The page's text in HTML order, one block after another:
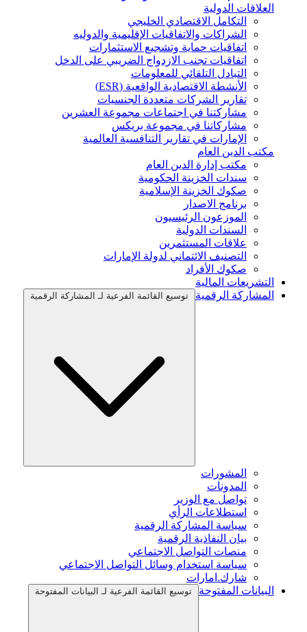
العلاقات الدولية
التكامل الاقتصادي الخليجي
الشراكات والاتفاقيات الإقليمية والدوليه
اتفاقيات حماية وتشجيع الاستثمارات
اتفاقيات تجنب الازدواج الضريبي على الدخل
التبادل التلقائي للمعلومات
الأنشطة الاقتصادية الواقعية (ESR)
تقارير الشركات متعددة الجنسيات
مشاركتنا في اجتماعات مجموعة العشرين
مشاركاتنا في مجموعة بريكس
الإمارات في تقارير التنافسية العالمية
مكتب الدين العام
مكتب إدارة الدين العام
سندات الخزينة الحكومية
صكوك الخزينة الإسلامية
برنامج الاصدار
الموزعون الرئيسيون
السندات الدولية
علاقات المستثمرين
التصنيف الائتماني لدولة الإمارات
صكوك الأفراد
التشريعات المالية
المشاركة الرقمية
توسيع القائمة الفرعية لـ المشاركة الرقمية
المشورات
المدونات
تواصل مع الوزير
استطلاعات الرأي
سياسة المشاركة الرقمية
بيان النفاذية الرقمية
منصات التواصل الاجتماعي
سياسة استخدام وسائل التواصل الاجتماعي
شارك.امارات
البيانات المفتوحة
توسيع القائمة الفرعية لـ البيانات المفتوحة